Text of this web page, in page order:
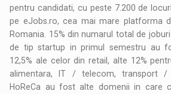
pentru candidati, cu peste 7.200 de
pe eJobs.ro, cea mai mare platforma
Romania. 15% din numarul total de
de tip startup in primul semestru au
12,5% ale celor din retail, alte 12%
alimentara, IT / telecom, transport
HoReCa au fost alte domenii in care